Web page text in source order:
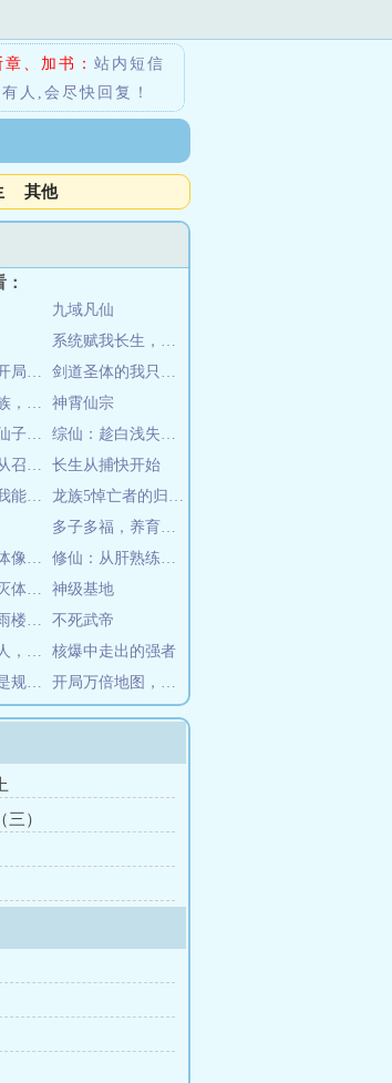
、加书： 站内短信
人,会尽快回复！
其他
九域凡仙
系统赋我长生，活着终会无敌
混沌圣体，开局被仙子强迫双修
剑道圣体的我只想躺平
建立修仙家族，从坊市开始
神霄仙宗
霸道邪少，仙子请自重
综仙：趁白浅失忆，忽悠她做老婆
无上仙朝，从召唤罗网开始
长生从捕快开始
不朽家族，我能改变子孙资质
龙族5悼亡者的归来（龙族Ⅴ：悼亡者的归来）
多子多福，养育后代得长生
谁家鸿蒙圣体像你一样，天天偷家
修仙：从肝熟练度开始证道长生
开局鸿蒙不灭体，碾压亿万天骄
神级基地
开局金风细雨楼主，一刀惊天下
不死武帝
别惹那个男人，他在养娃儿
核爆中走出的强者
我的法宝都是规则系
开局万倍地图，苟到天荒地老
）